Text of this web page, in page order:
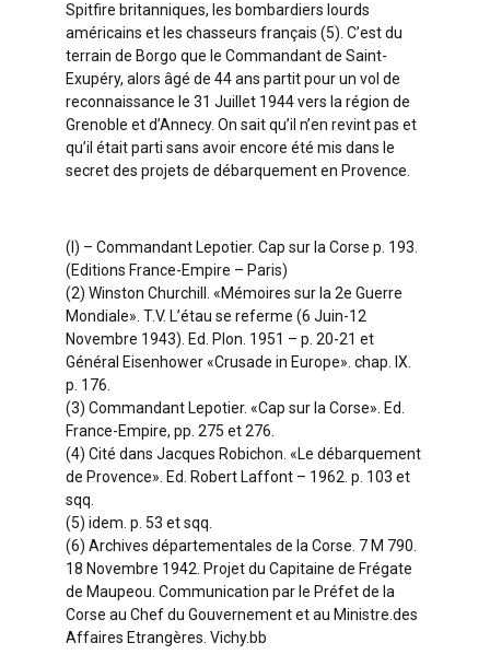
Spitfire britanniques, les bombardiers lourds
américains et les chasseurs français (5). C’est du
terrain de Borgo que le Commandant de Saint-
Exupéry, alors âgé de 44 ans partit pour un vol de
reconnaissance le 31 Juillet 1944 vers la région de
Grenoble et d’Annecy. On sait qu’il n’en revint pas et
qu’il était parti sans avoir encore été mis dans le
secret des projets de débarquement en Provence.
(I) – Commandant Lepotier. Cap sur la Corse p. 193.
(Editions France-Empire – Paris)
(2) Winston Churchill. «Mémoires sur la 2e Guerre
Mondiale». T.V. L’étau se referme (6 Juin-12
Novembre 1943). Ed. Plon. 1951 – p. 20-21 et
Général Eisenhower «Crusade in Europe». chap. IX.
p. 176.
(3) Commandant Lepotier. «Cap sur la Corse». Ed.
France-Empire, pp. 275 et 276.
(4) Cité dans Jacques Robichon. «Le débarquement
de Provence». Ed. Robert Laffont – 1962. p. 103 et
sqq.
(5) idem. p. 53 et sqq.
(6) Archives départementales de la Corse. 7 M 790.
18 Novembre 1942. Projet du Capitaine de Frégate
de Maupeou. Communication par le Préfet de la
Corse au Chef du Gouvernement et au Ministre.des
Affaires Etrangères. Vichy.bb